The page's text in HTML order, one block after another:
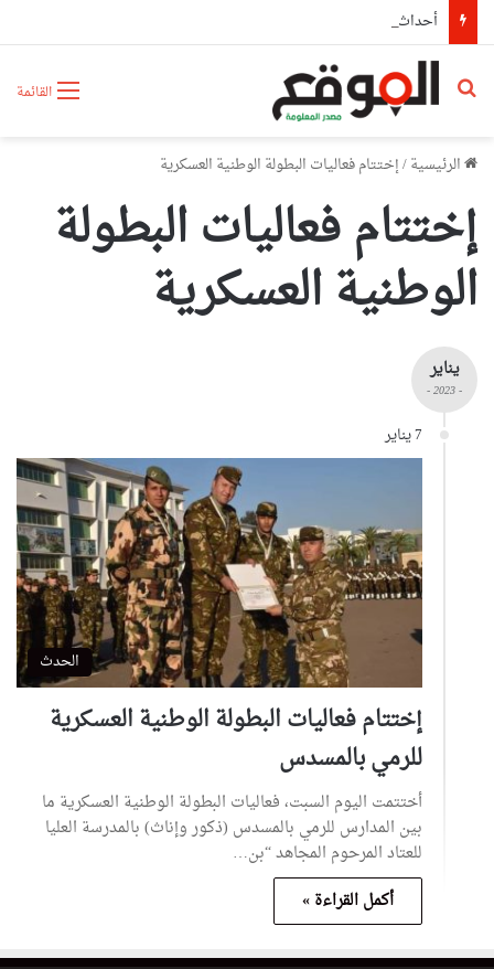
القائمة بحث عن
الرئيسية/إختتام فعاليات البطولة الوطنية العسكرية
إختتام فعاليات البطولة
الوطنية العسكرية
يناير
- 2023 -
7 يناير
الحدث
إختتام فعاليات البطولة الوطنية العسكرية
للرمي بالمسدس
أختتمت اليوم السبت، فعاليات البطولة الوطنية العسكرية ما
بين المدارس للرمي بالمسدس (ذكور وإناث) بالمدرسة العليا
للعتاد المرحوم المجاهد “بن…
أكمل القراءة »